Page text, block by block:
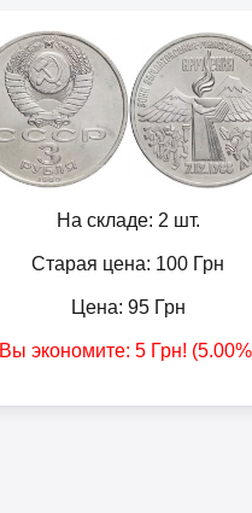
На складе: 2 шт.
Старая цена: 100 Грн
Цена: 95Грн
Вы экономите: 5Грн!